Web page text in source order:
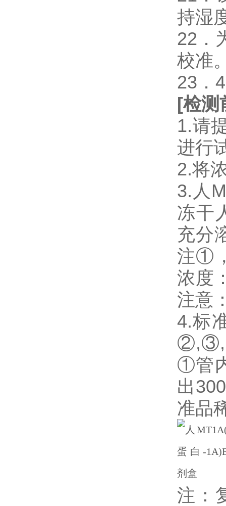
持湿
22．
校准
23．
[检测
1.请
进行
2.将
3.人
冻干
充分
注①
浓度
注意
4.标
①管
出
准品
注：